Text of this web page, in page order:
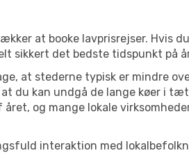
at booke lavprisrejser. Hvis
sikkert det bedste tidspunkt på
at stederne typisk er mindre
du kan undgå de lange køer i
og mange lokale
interaktion med